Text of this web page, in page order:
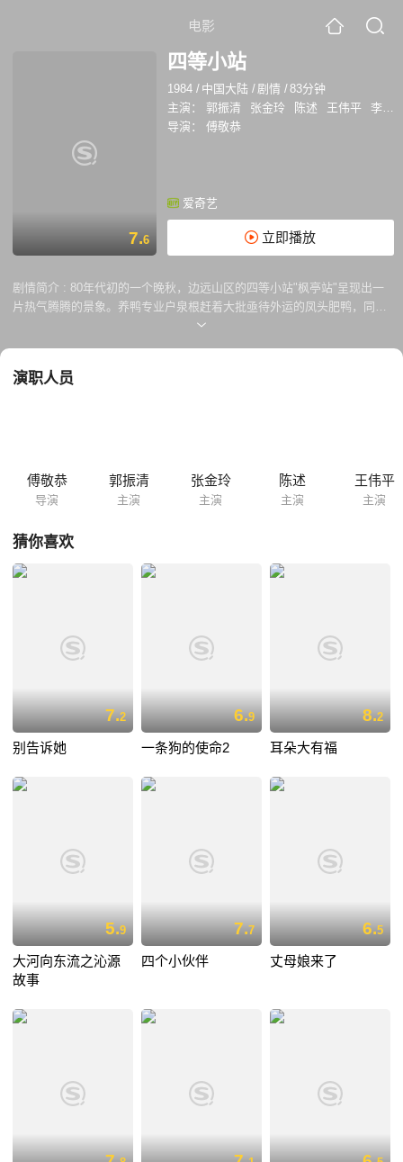
电影
7.6
四等小站
1984 / 中国大陆 /剧情 /83分钟
主演：
郭振清 张金玲 陈述 王伟平 李丁
导演：
傅敬恭
爱奇艺
立即播放
剧情简介 : 80年代初的一个晚秋，边远山区的四等小站"枫亭站"呈现出一
片热气腾腾的景象。养鸭专业户泉根赶着大批亟待外运的凤头肥鸭，同十
几个亟待运货的货主围住货运员哈小乐吵闹，甚至跑到卜站长那里去告
几年，小站的货运量连翻了4倍，大批货物来不及运，车站场地都堆满
主意，高兴地留在枫亭，办起了烧鸭联营店，吴经理则改为和枫亭站签订
在省里代销烧鸭的合同。同时，王厂长也请到省里的电扇厂的高工程师...
演职人员
傅敬恭
导演
郭振清
主演
张金玲
主演
陈述
主演
王伟平
主演
猜你喜欢
7.2
别告诉她
6.9
一条狗的使命2
8.2
耳朵大有福
5.9
大河向东流之沁源
故事
7.7
四个小伙伴
6.5
丈母娘来了